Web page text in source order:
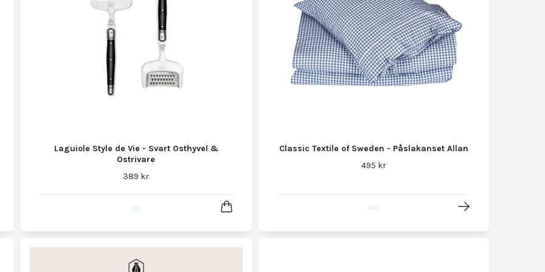
Laguiole Style de Vie - Svart Osthyvel &
Ostrivare
389 kr
Classic Textile of Sweden - Påslakanset Allan
495 kr